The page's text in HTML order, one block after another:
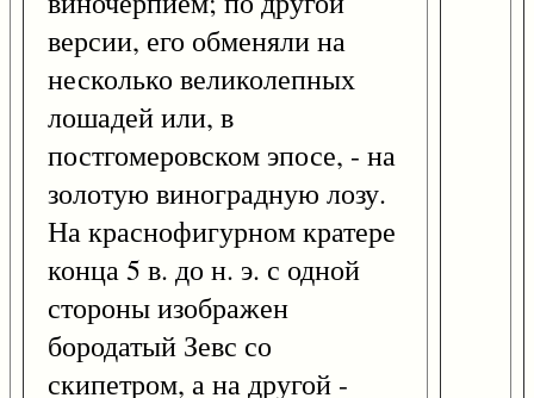
версии, его обменяли на
несколько великолепных
лошадей или, в
постгомеровском эпосе, - на
золотую виноградную лозу.
На краснофигурном кратере
конца 5 в. до н. э. с одной
стороны изображен
бородатый Зевс со
скипетром, а на другой -